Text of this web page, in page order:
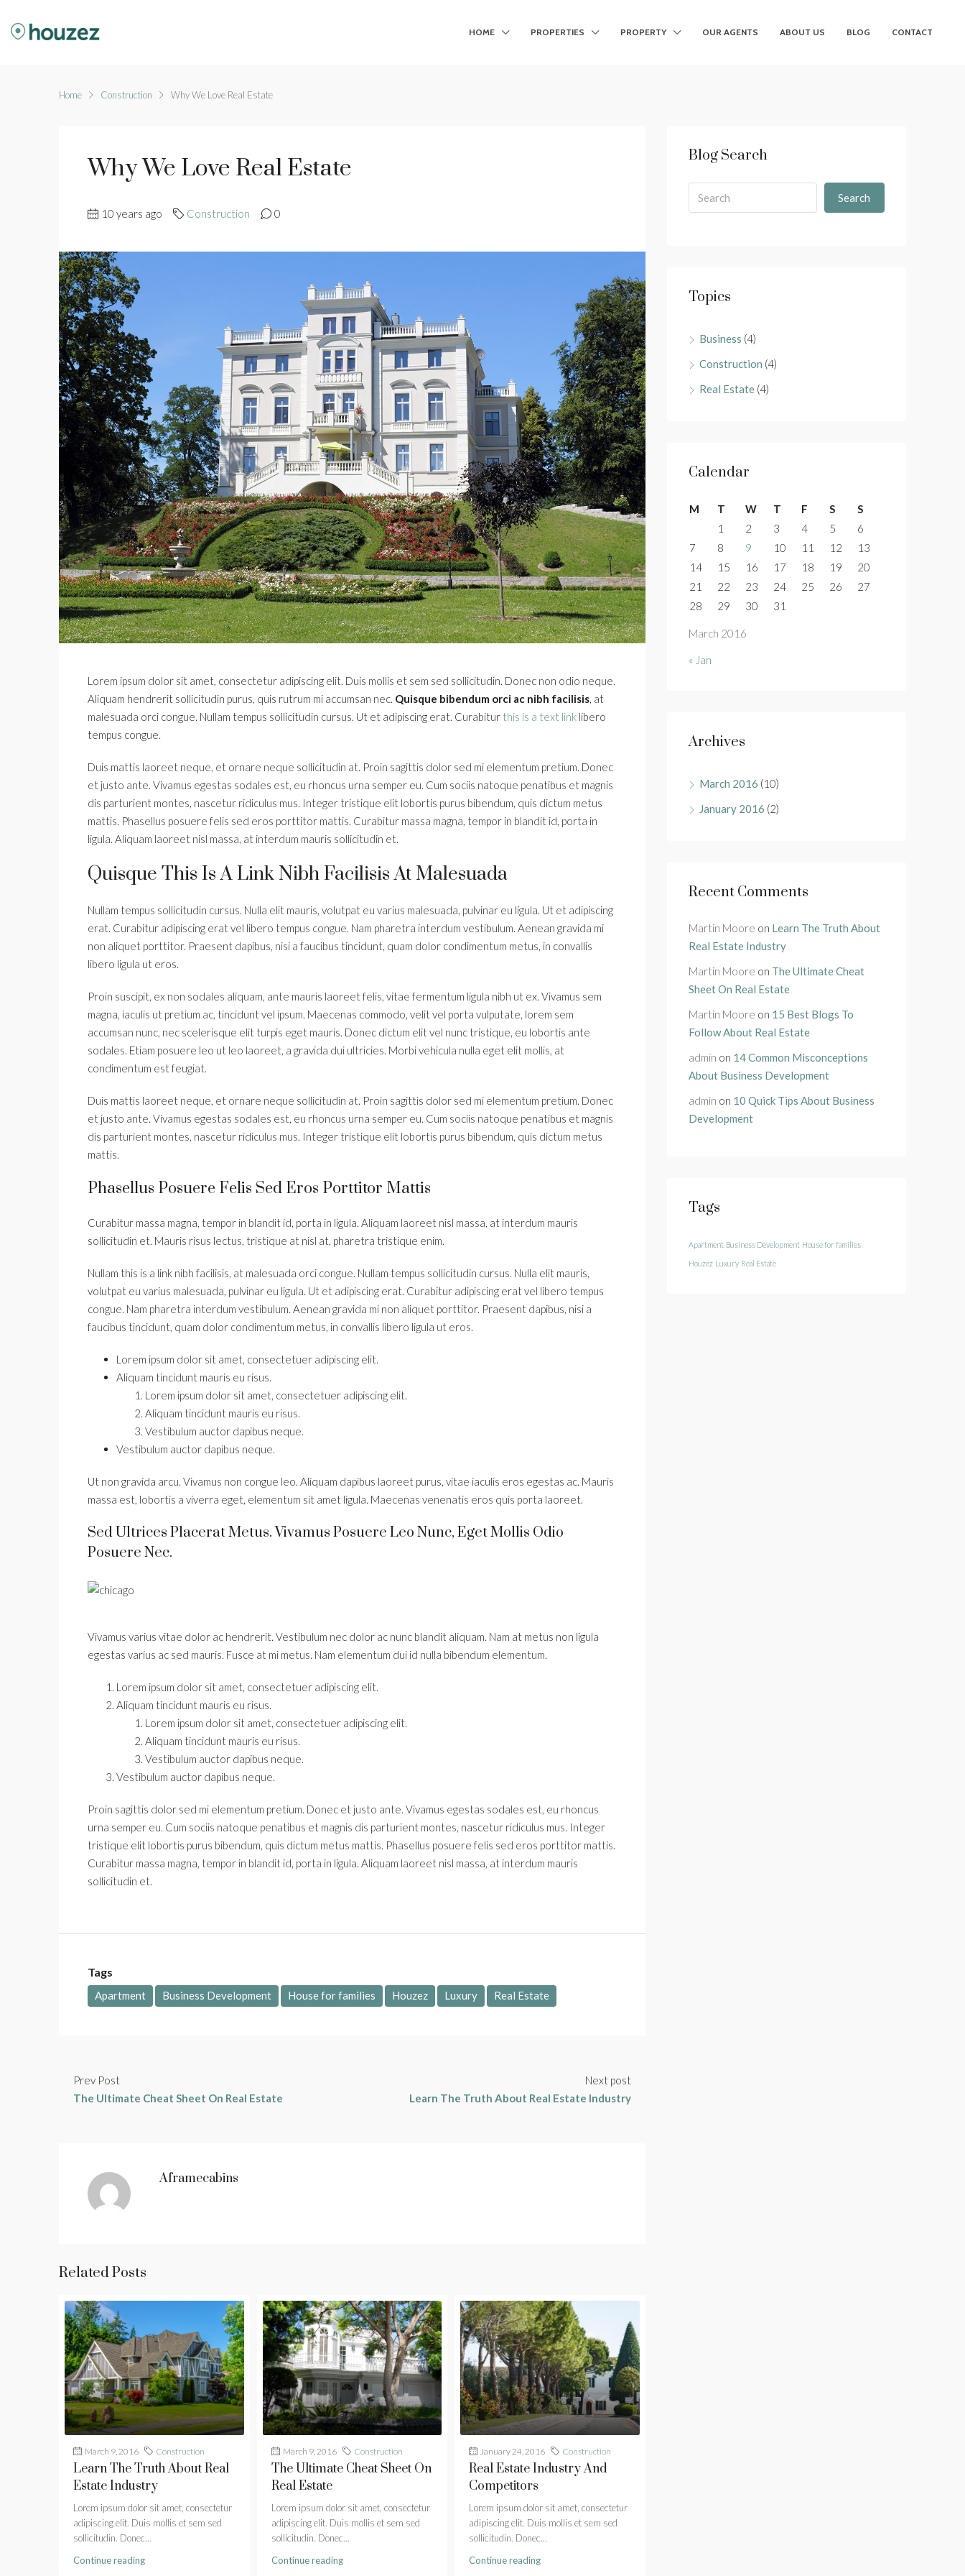
HOME PROPERTIES PROPERTY OUR AGENTS ABOUT US BLOG CONTACT
Home Construction Why We Love Real Estate
Why We Love Real Estate
10 years ago Construction 0
Lorem ipsum dolor sit amet, consectetur adipiscing elit. Duis mollis et sem sed sollicitudin. Donec non odio neque.
Aliquam hendrerit sollicitudin purus, quis rutrum mi accumsan nec. Quisque bibendum orci ac nibh facilisis, at
malesuada orci congue. Nullam tempus sollicitudin cursus. Ut et adipiscing erat. Curabitur this is a text link libero
tempus congue.
Duis mattis laoreet neque, et ornare neque sollicitudin at. Proin sagittis dolor sed mi elementum pretium. Donec
et justo ante. Vivamus egestas sodales est, eu rhoncus urna semper eu. Cum sociis natoque penatibus et magnis
dis parturient montes, nascetur ridiculus mus. Integer tristique elit lobortis purus bibendum, quis dictum metus
mattis. Phasellus posuere felis sed eros porttitor mattis. Curabitur massa magna, tempor in blandit id, porta in
ligula. Aliquam laoreet nisl massa, at interdum mauris sollicitudin et.
Quisque This Is A Link Nibh Facilisis At Malesuada
Nullam tempus sollicitudin cursus. Nulla elit mauris, volutpat eu varius malesuada, pulvinar eu ligula. Ut et adipiscing
erat. Curabitur adipiscing erat vel libero tempus congue. Nam pharetra interdum vestibulum. Aenean gravida mi
non aliquet porttitor. Praesent dapibus, nisi a faucibus tincidunt, quam dolor condimentum metus, in convallis
libero ligula ut eros.
Proin suscipit, ex non sodales aliquam, ante mauris laoreet felis, vitae fermentum ligula nibh ut ex. Vivamus sem
magna, iaculis ut pretium ac, tincidunt vel ipsum. Maecenas commodo, velit vel porta vulputate, lorem sem
accumsan nunc, nec scelerisque elit turpis eget mauris. Donec dictum elit vel nunc tristique, eu lobortis ante
sodales. Etiam posuere leo ut leo laoreet, a gravida dui ultricies. Morbi vehicula nulla eget elit mollis, at
condimentum est feugiat.
Duis mattis laoreet neque, et ornare neque sollicitudin at. Proin sagittis dolor sed mi elementum pretium. Donec
et justo ante. Vivamus egestas sodales est, eu rhoncus urna semper eu. Cum sociis natoque penatibus et magnis
dis parturient montes, nascetur ridiculus mus. Integer tristique elit lobortis purus bibendum, quis dictum metus
mattis.
Phasellus Posuere Felis Sed Eros Porttitor Mattis
Curabitur massa magna, tempor in blandit id, porta in ligula. Aliquam laoreet nisl massa, at interdum mauris
sollicitudin et. Mauris risus lectus, tristique at nisl at, pharetra tristique enim.
Nullam this is a link nibh facilisis, at malesuada orci congue. Nullam tempus sollicitudin cursus. Nulla elit mauris,
volutpat eu varius malesuada, pulvinar eu ligula. Ut et adipiscing erat. Curabitur adipiscing erat vel libero tempus
congue. Nam pharetra interdum vestibulum. Aenean gravida mi non aliquet porttitor. Praesent dapibus, nisi a
faucibus tincidunt, quam dolor condimentum metus, in convallis libero ligula ut eros.
Lorem ipsum dolor sit amet, consectetuer adipiscing elit.
Aliquam tincidunt mauris eu risus.
Lorem ipsum dolor sit amet, consectetuer adipiscing elit.
Aliquam tincidunt mauris eu risus.
Vestibulum auctor dapibus neque.
Vestibulum auctor dapibus neque.
Ut non gravida arcu. Vivamus non congue leo. Aliquam dapibus laoreet purus, vitae iaculis eros egestas ac. Mauris
massa est, lobortis a viverra eget, elementum sit amet ligula. Maecenas venenatis eros quis porta laoreet.
Sed Ultrices Placerat Metus. Vivamus Posuere Leo Nunc, Eget Mollis Odio
Posuere Nec.
Vivamus varius vitae dolor ac hendrerit. Vestibulum nec dolor ac nunc blandit aliquam. Nam at metus non ligula
egestas varius ac sed mauris. Fusce at mi metus. Nam elementum dui id nulla bibendum elementum.
Lorem ipsum dolor sit amet, consectetuer adipiscing elit.
Aliquam tincidunt mauris eu risus.
Lorem ipsum dolor sit amet, consectetuer adipiscing elit.
Aliquam tincidunt mauris eu risus.
Vestibulum auctor dapibus neque.
Vestibulum auctor dapibus neque.
Proin sagittis dolor sed mi elementum pretium. Donec et justo ante. Vivamus egestas sodales est, eu rhoncus
urna semper eu. Cum sociis natoque penatibus et magnis dis parturient montes, nascetur ridiculus mus. Integer
tristique elit lobortis purus bibendum, quis dictum metus mattis. Phasellus posuere felis sed eros porttitor mattis.
Curabitur massa magna, tempor in blandit id, porta in ligula. Aliquam laoreet nisl massa, at interdum mauris
sollicitudin et.
Tags
Apartment Business Development House for families Houzez Luxury Real Estate
Prev Post
The Ultimate Cheat Sheet On Real Estate
Next post
Learn The Truth About Real Estate Industry
Aframecabins
Related Posts
March 9, 2016 Construction
Learn The Truth About Real
Estate Industry
Lorem ipsum dolor sit amet, consectetur
adipiscing elit. Duis mollis et sem sed
sollicitudin. Donec...
Continue reading
March 9, 2016 Construction
The Ultimate Cheat Sheet On
Real Estate
Lorem ipsum dolor sit amet, consectetur
adipiscing elit. Duis mollis et sem sed
sollicitudin. Donec...
Continue reading
January 24, 2016 Construction
Real Estate Industry And
Competitors
Lorem ipsum dolor sit amet, consectetur
adipiscing elit. Duis mollis et sem sed
sollicitudin. Donec...
Continue reading
Blog Search
Search
Topics
Business (4)
Construction (4)
Real Estate (4)
Calendar
March 2016
M T W T F S
S
1
2 3 4 5
6
7
8 9 10 11 12
13
14
15 16 17 18 19
20
21
22 23 24 25 26
27
28
29 30 31
« Jan
Archives
March 2016 (10)
January 2016 (2)
Recent Comments
Martin Moore on Learn The Truth About
Real Estate Industry
Martin Moore on The Ultimate Cheat
Sheet On Real Estate
Martin Moore on 15 Best Blogs To
Follow About Real Estate
admin on 14 Common Misconceptions
About Business Development
admin on 10 Quick Tips About Business
Development
Tags
Apartment Business Development House for families
Houzez Luxury Real Estate